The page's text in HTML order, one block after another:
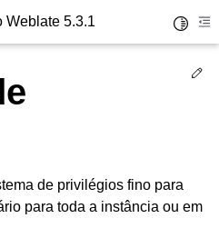
Weblate 5.3.1
de privilégios fino para
para toda a instância ou em